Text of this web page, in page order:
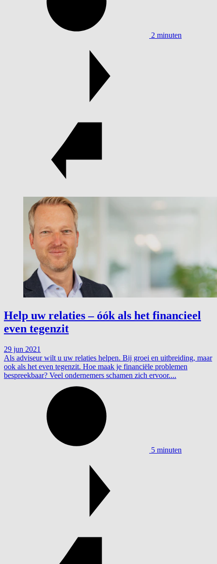
2 minuten
Help uw relaties – óók als het financieel
even tegenzit
29 jun 2021
Als adviseur wilt u uw relaties helpen. Bij groei en uitbreiding, maar
ook als het even tegenzit. Hoe maak je financiële problemen
bespreekbaar? Veel ondernemers schamen zich ervoor....
5 minuten